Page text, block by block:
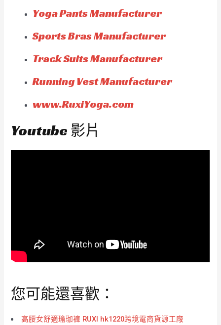
Yoga Pants Manufacturer
Sports Bras Manufacturer
Track Suits Manufacturer
Running Vest Manufacturer
www.RuxiYoga.com
Youtube 影片
您可能還喜歡：
高腰女舒適瑜珈褲 RUXI hk1220跨境電商貨源工廠